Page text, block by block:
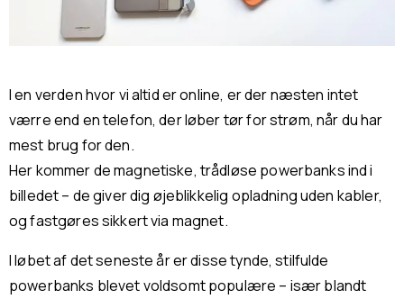
I en verden hvor vi altid er online, er der næsten intet
værre end en telefon, der løber tør for strøm, når du har
mest brug for den.
Her kommer de magnetiske, trådløse powerbanks ind i
billedet – de giver dig øjeblikkelig opladning uden kabler,
og fastgøres sikkert via magnet.
I løbet af det seneste år er disse tynde, stilfulde
powerbanks blevet voldsomt populære – især blandt